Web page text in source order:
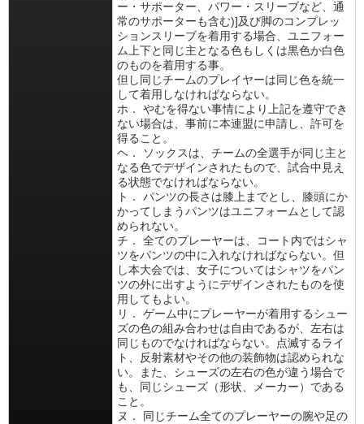
ー・サポーター、パワー・スリーブなど、通
常のサポーターも含む)]及び脚のコンプレッ
ションスリーブを着用する場合、ユニフォー
ム上下と同じ主となる色もしくは黒色か白色
のものを着用する事。
但し同じチームのプレイヤーは同じ色を統一
して着用しなければならない。
ホ． やむを得ない事情により上記を遵守でき
ない場合は、事前に本連盟に申請し、許可を
得ること。
ヘ． ソックスは、チームの全選手が同じ主と
なる色でデザインされたもので、試合中見え
る状態でなければならない。
ト． パンツの長さは膝上までとし、膝頭にか
かってしまうパンツはユニフォームとして認
められない。
チ． 全てのプレーヤーは、コート内ではシャ
ツをパンツの中に入れなければならない。但
し本大会では、女子についてはシャツをパン
ツの外に出すようにデザインされたものを使
用してもよい。
リ． ゲーム中にプレーヤーが着用するシュー
ズの色の組み合わせは自由であるが、左右は
同じものでなければならない。点滅するライ
ト、反射素材やその他の装飾物は認められな
い。また、シューズの左右の色が違う場合で
も、同じシューズ（形状、メーカー）である
こと。
ヌ． 同じチーム全てのプレーヤーの腕や足の